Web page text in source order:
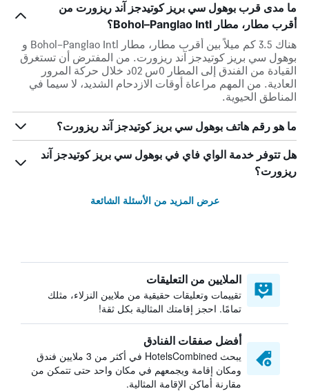
ما مدى قرب بوهول سي بريز كوتيدجز آند ريزورت من
أقرب مطار، مطار Bohol–Panglao Intl؟
هناك 3.5 كم ميلاً بين أقرب مطار، مطار Bohol–Panglao Intl و
بوهول سي بريز كوتيدجز آند ريزورت. من المفترض أن تستغرق
القيادة من الفندق إلى المطار 0س 02د خلال حركة المرور
العادية. من المهم مراعاة أوقات الازدحام الشديد، لا سيما في
المناطق الحيوية.
ما هو رقم هاتف بوهول سي بريز كوتيدجز آند ريزورت؟
هل تتوفر خدمة الواي فاي في بوهول سي بريز كوتيدجز آند
ريزورت؟
عرض المزيد من الأسئلة الشائعة
الملايين من التعليقات
تقييمات وتعليقات حقيقية من ملايين النزلاء، مثلك
تمامًا. احجز إقامتك المثالية بكل ثقة!
أفضل صفقات الفنادق
يبحث HotelsCombined في أكثر من 3 ملايين فندق
ومكان إقامة ويجمعهم في مكان واحد حتى تتمكن من
مقارنة أماكن الإقامة المثالية.